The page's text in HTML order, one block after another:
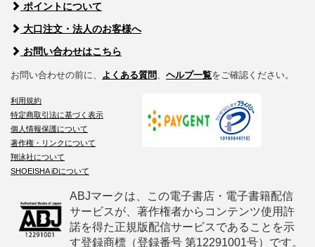
ポイントについて
大口注文・法人のお客様へ
お問い合わせはこちら
お問い合わせの前に、 よくある質問、 ヘルプ一覧をご確認ください。
利用規約
特定商取引法に基づく表示
個人情報保護について
著作権・リンクについて
翔泳社について
SHOEISHA iDについて
ABJマークは、この電子書店・電子書籍配信
サービスが、著作権者からコンテンツ使用許
諾を得た正規版配信サービスであることを示
す登録商標（登録番号 第12291001号）です。